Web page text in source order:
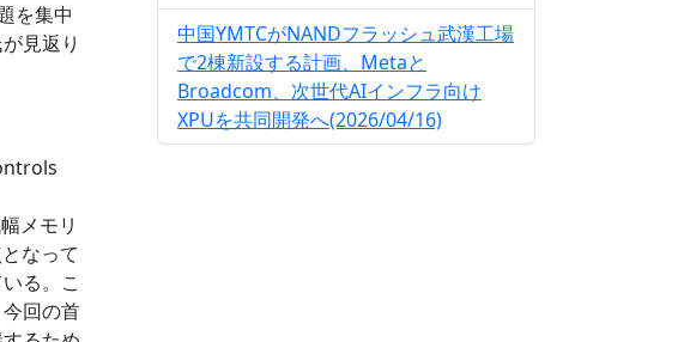
を集中
見返り
メモリ
なって
る。こ
回の首
中国YMTCがNANDフラッシュ武漢工場
で2棟新設する計画、Metaと
Broadcom、次世代AIインフラ向け
XPUを共同開発へ(2026/04/16)